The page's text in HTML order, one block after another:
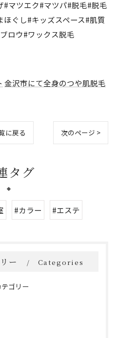
#マツエク#マツパ#脱毛#脱毛
ぐし#キッズスペース#肌質
ロウ#ワックス脱毛
金沢市にて全身のつや肌脱毛
に戻る 次のページ >
タグ
#カラー #エステ
ー Categories
ゴリー